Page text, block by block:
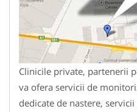
Clinicile private, partenerii
va ofera servicii de
dedicate de nastere,